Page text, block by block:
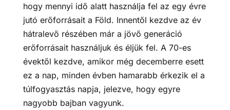
hogy mennyi idő alatt használja fel az egy évre
jutó erőforrásait a Föld. Innentől kezdve az év
hátralevő részében már a jövő generáció
erőforrásait használjuk és éljük fel. A 70-es
évektől kezdve, amikor még decemberre esett
ez a nap, minden évben hamarabb érkezik el a
túlfogyasztás napja, jelezve, hogy egyre
nagyobb bajban vagyunk.